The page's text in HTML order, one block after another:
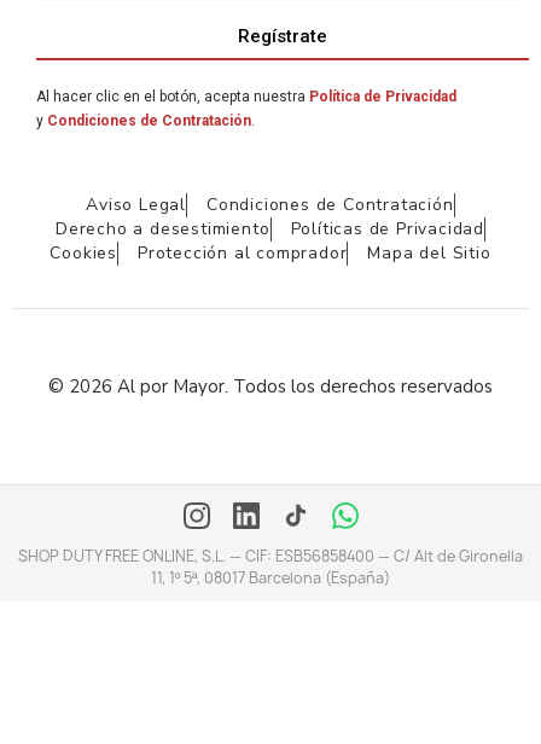
Regístrate
Al hacer clic en el botón, acepta nuestra Política de Privacidad
y Condiciones de Contratación.
Aviso Legal
Condiciones de Contratación
Derecho a desestimiento
Políticas de Privacidad
Cookies
Protección al comprador Mapa del Sitio
© 2026 Al por Mayor. Todos los derechos reservados
SHOP DUTY FREE ONLINE, S.L. — CIF: ESB56858400 — C/ Alt de Gironella
11, 1º 5ª, 08017 Barcelona (España)